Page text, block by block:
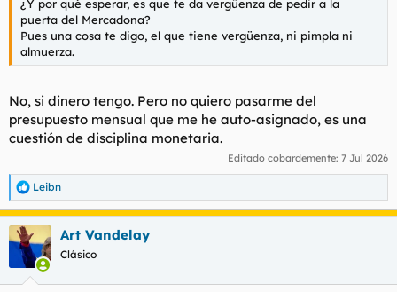
¿Y por qué esperar, es que te da vergüenza de pedir a la
puerta del Mercadona?
Pues una cosa te digo, el que tiene vergüenza, ni pimpla ni
almuerza.
No, si dinero tengo. Pero no quiero pasarme del
presupuesto mensual que me he auto-asignado, es una
cuestión de disciplina monetaria.
Editado cobardemente: 7 Jul 2026
R
e
a
c
c
Leibn
Art Vandelay
Clásico